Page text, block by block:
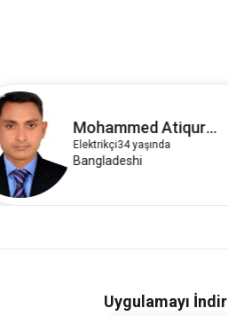
Mohammed Atiqur
Rahman
Elektrikçi34 yaşında
Bangladeshi
Uygulamayı İndir